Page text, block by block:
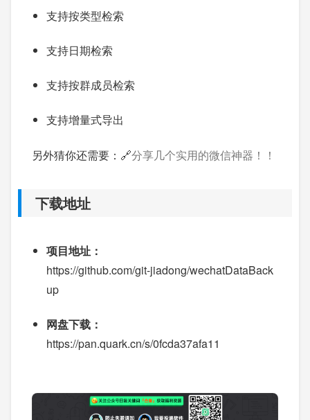
支持按类型检索
支持日期检索
支持按群成员检索
支持增量式导出
另外猜你还需要：🔗分享几个实用的微信神器！！
下载地址
项目地址：
https://github.com/git-jiadong/wechatDataBack
up
网盘下载：
https://pan.quark.cn/s/0fcda37afa11